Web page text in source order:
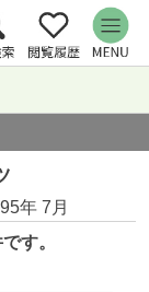
年 7月
す。